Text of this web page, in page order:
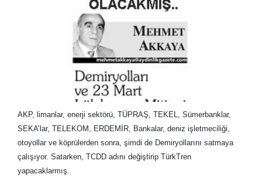
AKP, limanlar, enerji sektörü, TÜPRAŞ, TEKEL, Sümerbanklar,
SEKA’lar, TELEKOM, ERDEMİR, Bankalar, deniz işletmeciliği,
otoyollar ve köprülerden sonra, şimdi de Demiryollarını satmaya
çalışıyor. Satarken, TCDD adını değiştirip TürkTren
yapacaklarmış.